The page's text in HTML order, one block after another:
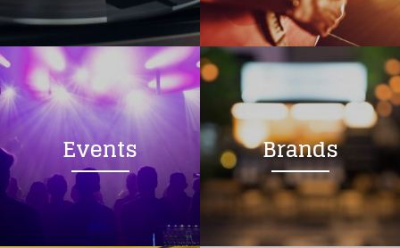
Events Brands